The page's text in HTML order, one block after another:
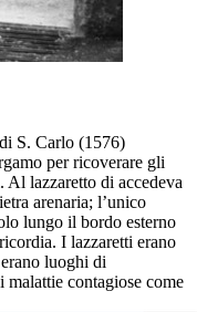
S. Carlo (1576)
per ricoverare gli
lazzaretto di accedeva
arenaria; l’unico
lungo il bordo esterno
I lazzaretti erano
luoghi di
contagiose come